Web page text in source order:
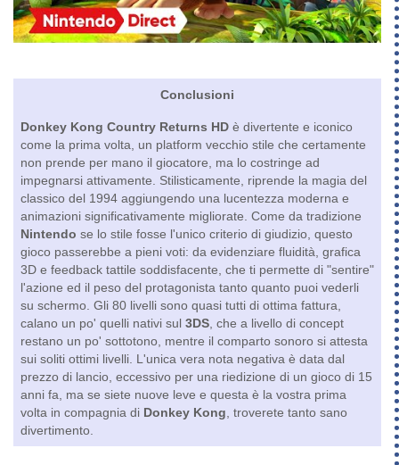
Conclusioni
Donkey Kong Country Returns HD è divertente e iconico
come la prima volta, un platform vecchio stile che certamente
non prende per mano il giocatore, ma lo costringe ad
impegnarsi attivamente. Stilisticamente, riprende la magia del
classico del 1994 aggiungendo una lucentezza moderna e
animazioni significativamente migliorate. Come da tradizione
Nintendo se lo stile fosse l'unico criterio di giudizio, questo
gioco passerebbe a pieni voti: da evidenziare fluidità, grafica
3D e feedback tattile soddisfacente, che ti permette di "sentire"
l'azione ed il peso del protagonista tanto quanto puoi vederli
su schermo. Gli 80 livelli sono quasi tutti di ottima fattura,
calano un po' quelli nativi sul 3DS , che a livello di concept
restano un po' sottotono, mentre il comparto sonoro si attesta
sui soliti ottimi livelli. L'unica vera nota negativa è data dal
prezzo di lancio, eccessivo per una riedizione di un gioco di 15
anni fa, ma se siete nuove leve e questa è la vostra prima
volta in compagnia di Donkey Kong , troverete tanto sano
divertimento.